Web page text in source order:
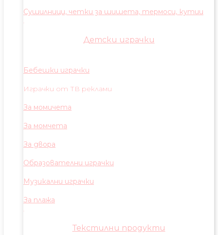
Сушилници, четки за шишета, термоси, кутии
Детски играчки
Бебешки играчки
Играчки от ТВ реклами
За момичета
За момчета
За двора
Образователни играчки
Музикални играчки
За плажа
Текстилни продукти